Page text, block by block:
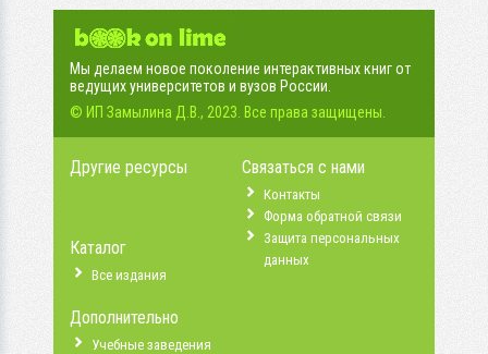
Мы делаем новое поколение интерактивных книг от
ведущих университетов и вузов России.
© ИП Замылина Д.В., 2023. Все права защищены.
Другие ресурсы
Каталог
Все издания
Дополнительно
Учебные заведения
Связаться с нами
Контакты
Форма обратной связи
Защита персональных
данных